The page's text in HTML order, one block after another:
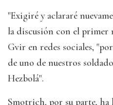
"Exigiré y aclararé
la discusión con el primer
Gvir en redes sociales,
de uno de nuestros
Hezbolá".
Smotrich, por su parte, ha